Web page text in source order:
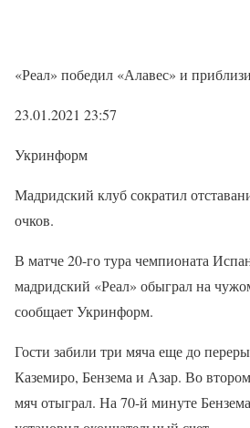
«Реал» победил «Алавес» и
23.01.2021 23:57
Укринформ
Мадридский клуб сократил
очков.
В матче 20-го тура чемпионата
мадридский «Реал» обыграл на
сообщает Укринформ.
Гости забили три мяча еще до
Каземиро, Бензема и Азар. Во
мяч отыграл. На 70-й минуте